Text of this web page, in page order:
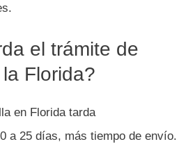
el trámite de
Florida?
en Florida tarda
a 25 días, más tiempo de envío.